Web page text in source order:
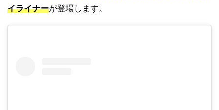
イライナーが登場します。